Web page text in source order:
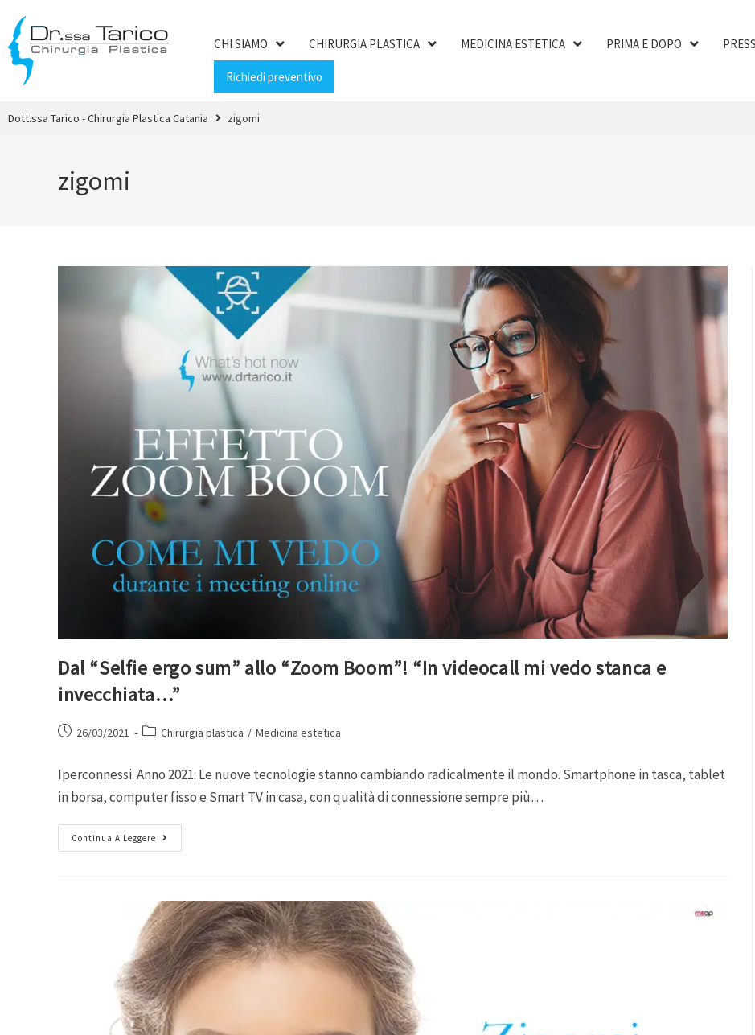
CHI SIAMO CHIRURGIA PLASTICA MEDICINA ESTETICA PRIMA E DOPO PRESS
Richiedi preventivo
Dott.ssa Tarico - Chirurgia Plastica Catania zigomi
zigomi
Dal “Selfie ergo sum” allo “Zoom Boom”! “In videocall mi vedo stanca e
invecchiata…”
26/03/2021 Chirurgia plastica / Medicina estetica
Iperconnessi. Anno 2021. Le nuove tecnologie stanno cambiando radicalmente il mondo. Smartphone in tasca, tablet
in borsa, computer fisso e Smart TV in casa, con qualità di connessione sempre più…
Continua A Leggere